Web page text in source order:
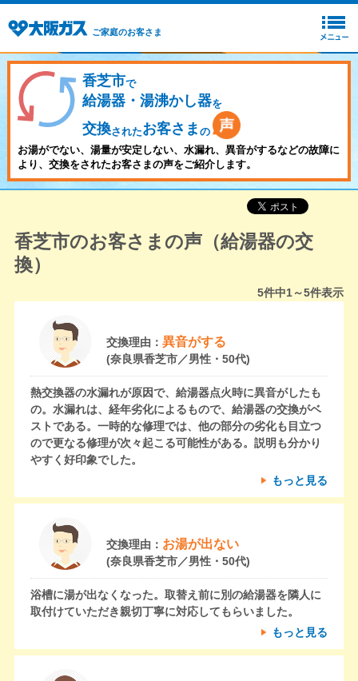
ご家庭のお客さま
香芝市で
給湯器・湯沸かし器を
交換されたお客さま の
お湯がでない、湯量が安定しない、水漏れ、異音がするなどの故障に
より、交換をされたお客さまの声をご紹介します。
香芝市のお客さまの声（給湯器の交
換）
5件中1～5件表示
交換理由： 異音がする
(奈良県香芝市／男性・50代)
熱交換器の水漏れが原因で、給湯器点火時に異音がしたも
の。水漏れは、経年劣化によるもので、給湯器の交換がベ
ストである。一時的な修理では、他の部分の劣化も目立つ
ので更なる修理が次々起こる可能性がある。説明も分かり
やすく好印象でした。
もっと見る
交換理由： お湯が出ない
(奈良県香芝市／男性・50代)
浴槽に湯が出なくなった。取替え前に別の給湯器を隣人に
取付けていただき親切丁寧に対応してもらいました。
もっと見る